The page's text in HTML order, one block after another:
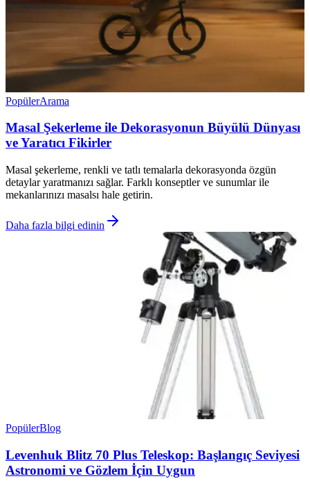
PopülerArama
Masal Şekerleme ile Dekorasyonun Büyülü Dünyası
ve Yaratıcı Fikirler
Masal şekerleme, renkli ve tatlı temalarla dekorasyonda özgün
detaylar yaratmanızı sağlar. Farklı konseptler ve sunumlar ile
mekanlarınızı masalsı hale getirin.
Daha fazla bilgi edinin
PopülerBlog
Levenhuk Blitz 70 Plus Teleskop: Başlangıç Seviyesi
Astronomi ve Gözlem İçin Uygun